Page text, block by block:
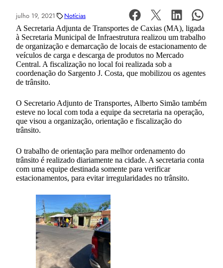
julho 19, 2021 Notícias
A Secretaria Adjunta de Transportes de Caxias (MA), ligada
à Secretaria Municipal de Infraestrutura realizou um trabalho
de organização e demarcação de locais de estacionamento de
veículos de carga e descarga de produtos no Mercado
Central. A fiscalização no local foi realizada sob a
coordenação do Sargento J. Costa, que mobilizou os agentes
de trânsito.
O Secretario Adjunto de Transportes, Alberto Simão também
esteve no local com toda a equipe da secretaria na operação,
que visou a organização, orientação e fiscalização do
trânsito.
O trabalho de orientação para melhor ordenamento do
trânsito é realizado diariamente na cidade. A secretaria conta
com uma equipe destinada somente para verificar
estacionamentos, para evitar irregularidades no trânsito.